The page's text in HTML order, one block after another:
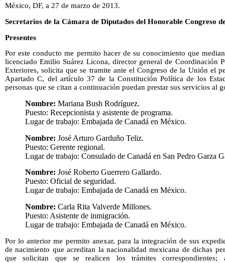
México, DF, a 27 de marzo de 2013.
Secretarios de la Cámara de Diputados del Honorable Congreso
Presentes
Por este conducto me permito hacer de su conocimiento que
licenciado Emilio Suárez Licona, director general de Coordinación
Exteriores, solicita que se tramite ante el Congreso de la Unión el
Apartado C, del artículo 37 de la Constitución Política de los
personas que se citan a continuación puedan prestar sus servicios al
Nombre: Mariana Bush Rodríguez.
Puesto: Recepcionista y asistente de programa.
Lugar de trabajo: Embajada de Canadá en México.
Nombre: José Arturo Garduño Teliz.
Puesto: Gerente regional.
Lugar de trabajo: Consulado de Canadá en San Pedro Garza
Nombre: José Roberto Guerrero Gallardo.
Puesto: Oficial de seguridad.
Lugar de trabajo: Embajada de Canadá en México.
Nombre: Carla Rita Valverde Millones.
Puesto: Asistente de inmigración.
Lugar de trabajo: Embajada de Canadá en México.
Por lo anterior me permito anexar, para la integración de sus
de nacimiento que acreditan la nacionalidad mexicana de dichas
que solicitan que se realicen los trámites correspondientes;